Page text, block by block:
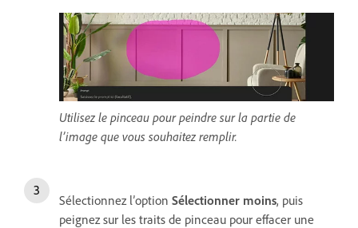
Utilisez le pinceau pour peindre sur la partie de
l’image que vous souhaitez remplir.
Sélectionnez l’option Sélectionner moins, puis
peignez sur les traits de pinceau pour effacer une